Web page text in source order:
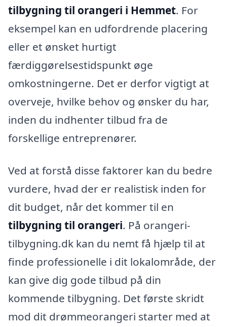
tilbygning til orangeri i Hemmet. For
eksempel kan en udfordrende placering
eller et ønsket hurtigt
færdiggørelsestidspunkt øge
omkostningerne. Det er derfor vigtigt at
overveje, hvilke behov og ønsker du har,
inden du indhenter tilbud fra de
forskellige entreprenører.
Ved at forstå disse faktorer kan du bedre
vurdere, hvad der er realistisk inden for
dit budget, når det kommer til en
tilbygning til orangeri. På orangeri-
tilbygning.dk kan du nemt få hjælp til at
finde professionelle i dit lokalområde, der
kan give dig gode tilbud på din
kommende tilbygning. Det første skridt
mod dit drømmeorangeri starter med at